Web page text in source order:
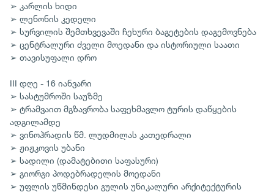
➢ კარლის ხიდი
➢ ლენონის კედელი
➢ სურვილის შემთხვევაში ჩეხური ბაგეტების დაგემოვნება
➢ ცენტრალური ძველი მოედანი და ისტორიული საათი
➢ თავისუფალი დრო
III დღე - 16 იანვარი
➢ სასტუმროში საუზმე
➢ ტრამვაით მგზავრობა საფეხმავლო ტურის დაწყების
ადგილამდე
➢ ვინოჰრადის წმ. ლუდმილას კათედრალი
➢ ჟიჟკოვის უბანი
➢ სადილი (დამატებითი საფასური)
➢ გიორგი პოდებრადელის მოედანი
➢ უფლის უწმინდესი გულის უნიკალური არქიტექტურის